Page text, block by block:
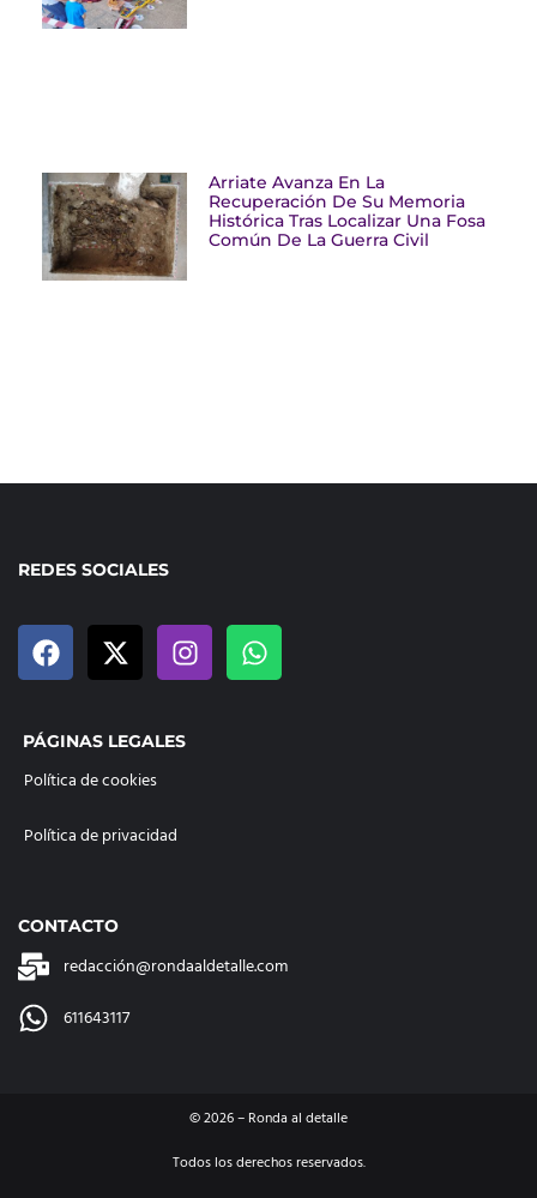
Arriate Avanza En La
Recuperación De Su Memoria
Histórica Tras Localizar Una Fosa
Común De La Guerra Civil
REDES SOCIALES
PÁGINAS LEGALES
Política de cookies
Política de privacidad
CONTACTO
redacción@rondaaldetalle.com
611643117
©2026– Ronda al detalle
Todos los derechos reservados.